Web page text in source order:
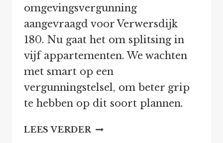
omgevingsvergunning
aangevraagd voor Verwersdijk
180. Nu gaat het om splitsing in
vijf appartementen. We wachten
met smart op een
vergunningstelsel, om beter grip
te hebben op dit soort plannen.
LEES VERDER NIEUW